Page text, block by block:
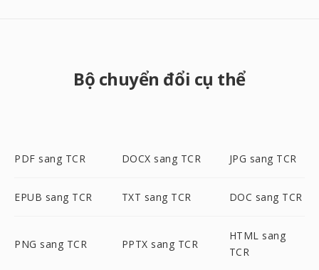
Bộ chuyển đổi cụ thể
PDF sang TCR DOCX sang TCR JPG sang TCR
EPUB sang TCR TXT sang TCR DOC sang TCR
PNG sang TCR PPTX sang TCR
HTML sang
TCR